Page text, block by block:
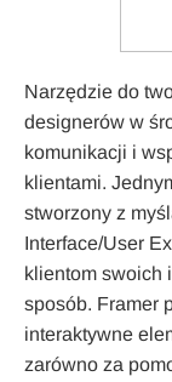
Narzędzie do
designerów w
komunikacji i
klientami.
stworzony z
Interface/User
klientom swoich
sposób. Framer
interaktywne
zarówno za